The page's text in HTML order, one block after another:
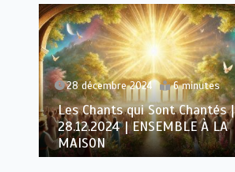
28 décembre 2024 6 minutes
Les Chants qui Sont Chantés |
28.12.2024 | ENSEMBLE À LA
MAISON